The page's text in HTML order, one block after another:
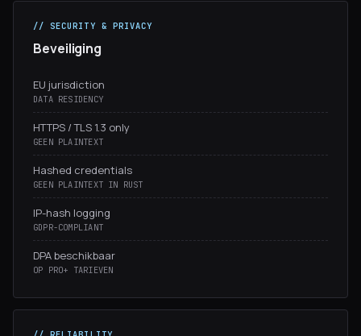
// SECURITY & PRIVACY
Beveiliging
EU jurisdiction
DATA RESIDENCY
HTTPS / TLS 1.3 only
GEEN PLAINTEXT
Hashed credentials
GEEN PLAINTEXT IN RUST
IP-hash logging
GDPR-COMPLIANT
DPA beschikbaar
OP PRO+ TARIEVEN